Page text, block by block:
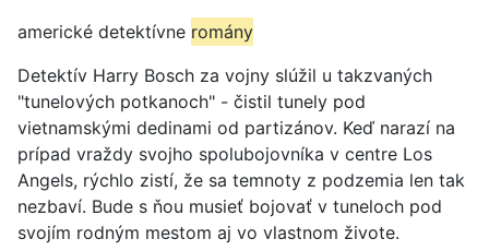
americké detektívne romány
Detektív Harry Bosch za vojny slúžil u takzvaných
"tunelových potkanoch" - čistil tunely pod
vietnamskými dedinami od partizánov. Keď narazí na
prípad vraždy svojho spolubojovníka v centre Los
Angels, rýchlo zistí, že sa temnoty z podzemia len tak
nezbaví. Bude s ňou musieť bojovať v tuneloch pod
svojím rodným mestom aj vo vlastnom živote.